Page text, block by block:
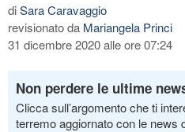
diSara Caravaggio
revisionato da Mariangela Princi
31 dicembre 2020 alle ore 07:24
Non perdere le ultime
Clicca sull’argomento che ti
terremo aggiornato con le news